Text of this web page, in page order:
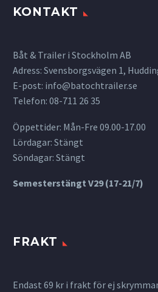
KONTAKT
Båt & Trailer i Stockholm AB
Adress: Svensborgsvägen 1,
E-post: info@batochtrailer.se
Telefon: 08-711 26 35
Öppettider: Mån-Fre 09.00-17.00
Lördagar: Stängt
Söndagar: Stängt
Semesterstängt V29 (17-21/7)
FRAKT
Endast 69 kr i frakt för ej